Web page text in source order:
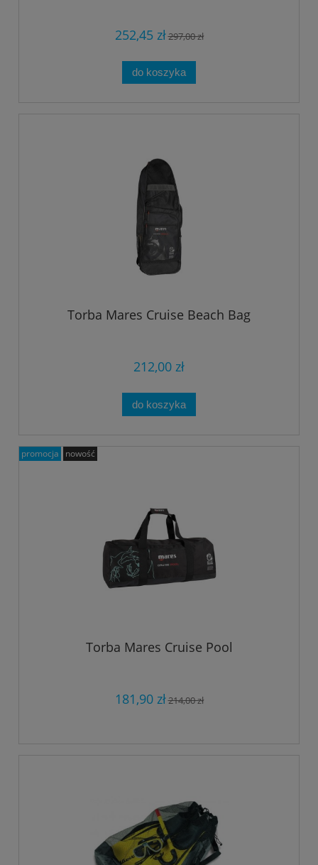
252,45 zł297,00 zł
do koszyka
Torba Mares Cruise Beach Bag
212,00 zł
do koszyka
Torba Mares Cruise Pool
181,90 zł214,00 zł
promocja nowość